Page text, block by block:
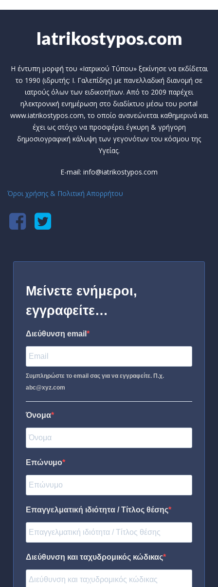
Iatrikostypos.com
Η έντυπη μορφή του «Ιατρικού Τύπου» ξεκίνησε να εκδίδεται
το 1990 (ιδρυτής: Ι. Γαλεπίδης) με πανελλαδική διανομή σε
ιατρούς όλων των ειδικοτήτων. Από το 2009 παρέχει
ηλεκτρονική ενημέρωση στο διαδίκτυο μέσω του portal
www.iatrikostypos.com, το οποίο ανανεώνεται καθημερινά και
έχει ως στόχο να προσφέρει έγκυρη & γρήγορη
δημοσιογραφική κάλυψη των γεγονότων του κόσμου της
Υγείας.
E-mail: info@iatrikostypos.com
Όροι χρήσης & Πολιτική Απορρήτου
Μείνετε ενήμεροι,
εγγραφείτε…
Διεύθυνση email
Συμπληρώστε το email σας για να εγγραφείτε. Π.χ.
abc@xyz.com
Όνομα
Επώνυμο
Επαγγελματική ιδιότητα / Τίτλος θέσης
Διεύθυνση και ταχυδρομικός κώδικας